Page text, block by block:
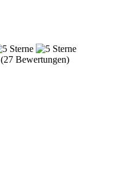
Bewertungen)